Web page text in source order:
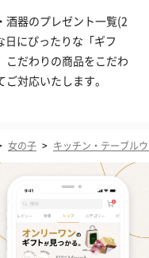
酒器のプレゼント一覧(2
にぴったりな「ギフ
こだわりの商品をこだわ
対応いたします。
女の子 > キッチン・テーブル